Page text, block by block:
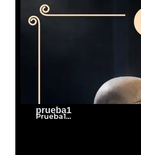
prueba1
Prueba1…